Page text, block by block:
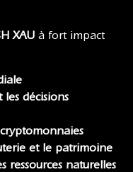
XAU à fort impact
les décisions
et le patrimoine
ressources naturelles